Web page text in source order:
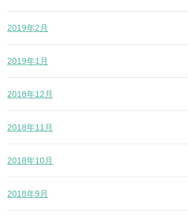
2019年2月
2019年1月
2018年12月
2018年11月
2018年10月
2018年9月